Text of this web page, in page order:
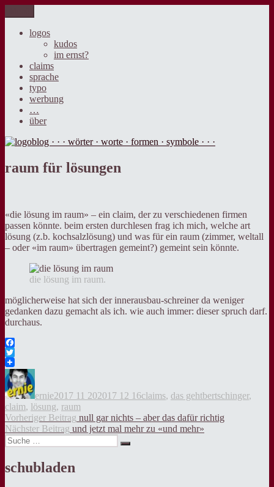
Inhalt
springen
logoblog · · · wörter · worte · formen · symbole · · ·
der blog über sprache, design und werbung.
logos
kudos
im ernst?
claims
sprache
typo
werbung
…
über
raum für lösungen
«die lösung im raum» – ein claim, der zu verschiedenen firmen
passen könnte. beim ersten durchlesen frag ich mich, welche art
lösung (z.b. kochsalzlösung) und was für ein raum (zimmer, weltall
– oder «im raum» übertragen gemeint?) gemeint sein könnte.
die lösung im raum.
möglicherweise hat sich der innerausbau-schreiner da weniger
gedanken dazu gemacht als ich. wie auch immer: dieser spruch darf.
durchaus.
Facebook
Twitter
ernie2017 11 202017 12 16claims, das gehtbertschinger,
claim, lösung, raum
Beitragsnavigation
Vorheriger Beitrag Vorheriger
Beitrag:
null gar nichts – aber das dafür richtig
Nächster Beitrag Nächster
Beitrag:
und jetzt mal mehr zu «und mehr»
Suche
nach:
Suche
schubladen